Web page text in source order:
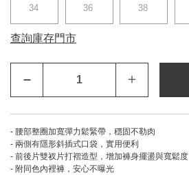
34 36 38
查詢庫存門市
– ＋
- 腰部整圈加寬彈力鬆緊帶，穩固不勒肉
- 兩側有隱形斜插式口袋，實用便利
- 前後片雙衩片打褶造型，增加褲身擺盪與寬鬆度
- 附同色內裡褲，安心不曝光